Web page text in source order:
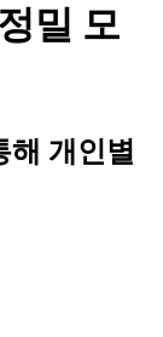
밀 모
개인별